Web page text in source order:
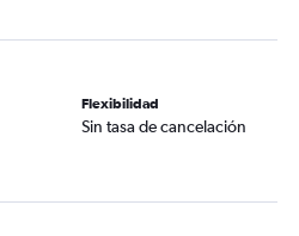
Flexibilidad
Sin tasa de cancelación